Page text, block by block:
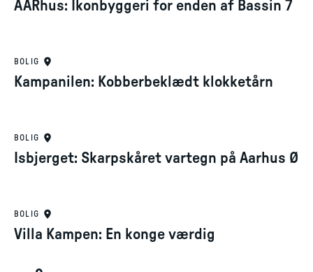
AARhus: Ikonbyggeri for enden af Bassin 7
BOLIG
Kampanilen: Kobberbeklædt klokketårn
BOLIG
Isbjerget: Skarpskåret vartegn på Aarhus Ø
BOLIG
Villa Kampen: En konge værdig